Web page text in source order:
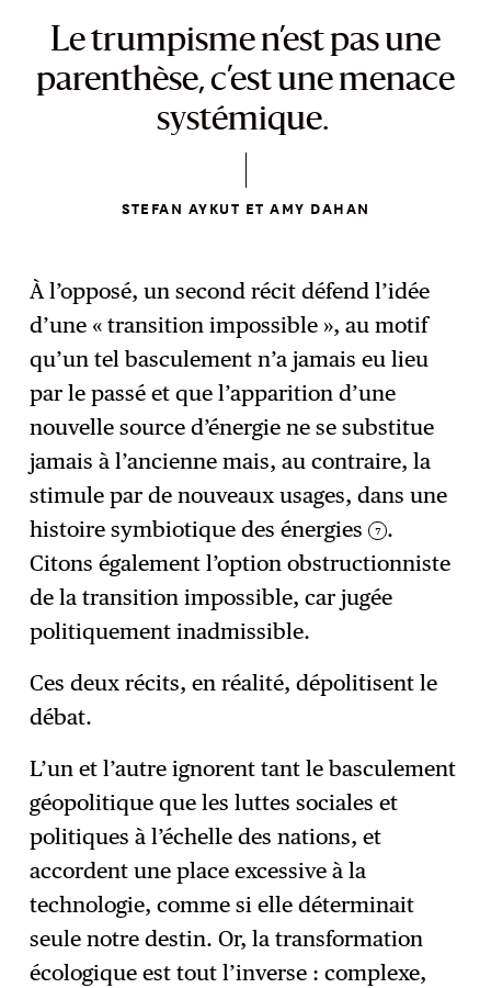
Le trumpisme n’est pas une
parenthèse, c’est une menace
systémique.
STEFAN AYKUT ET AMY DAHAN
À l’opposé, un second récit défend l’idée
d’une « transition impossible », au motif
qu’un tel basculement n’a jamais eu lieu
par le passé et que l’apparition d’une
nouvelle source d’énergie ne se substitue
jamais à l’ancienne mais, au contraire, la
stimule par de nouveaux usages, dans une
histoire symbiotique des énergies 7 .
Citons également l’option obstructionniste
de la transition impossible, car jugée
politiquement inadmissible.
Ces deux récits, en réalité, dépolitisent le
débat.
L’un et l’autre ignorent tant le basculement
géopolitique que les luttes sociales et
politiques à l’échelle des nations, et
accordent une place excessive à la
technologie, comme si elle déterminait
seule notre destin. Or, la transformation
écologique est tout l’inverse : complexe,